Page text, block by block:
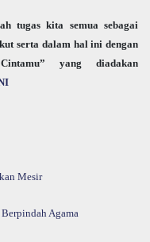
tugas kita semua sebagai
serta dalam hal ini dengan
yang diadakan
Mesir
Agama